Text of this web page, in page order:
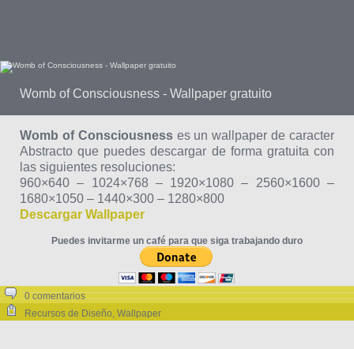
Womb of Consciousness - Wallpaper gratuito
Womb of Consciousnesses un wallpaper de caracter
Abstracto que puedes descargar de forma gratuita con
las siguientes resoluciones:
960×640 – 1024×768 – 1920×1080 – 2560×1600 –
1680×1050 – 1440×300 – 1280×800
Descargar Wallpaper
Puedes invitarme un café para que siga trabajando duro
0 comentarios
Recursos de Diseño, Wallpaper